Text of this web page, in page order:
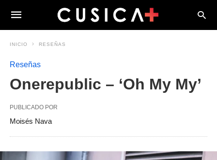
INICIO RESEÑAS
Reseñas
Onerepublic – ‘Oh My My’
PUBLICADO POR
Moisés Nava